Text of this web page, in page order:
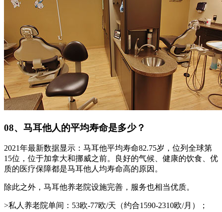
08、马耳他人的平均寿命是多少？
2021年最新数据显示：马耳他平均寿命82.75岁，位列全球第
15位，位于加拿大和挪威之前。良好的气候、健康的饮食、优
质的医疗保障都是马耳他人均寿命高的原因。
除此之外，马耳他养老院设施完善，服务也相当优质。
>私人养老院单间：53欧-77欧/天（约合1590-2310欧/月）；